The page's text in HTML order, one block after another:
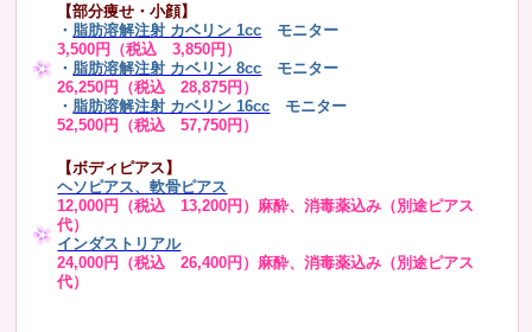
【部分痩せ・小顔】
・ 脂肪溶解注射 カベリン 1cc モニター
3,500円（税込 3,850円）
・ 脂肪溶解注射 カベリン 8cc モニター
26,250円（税込 28,875円）
・ 脂肪溶解注射 カベリン 16cc
モニター
52,500円（税込 57,750円）
【ボディピアス】
ヘソピアス、軟骨ピアス
12,000円（税込 13,200円）麻酔、消毒薬込み（別途ピアス
代）
インダストリアル
24,000円（税込 26,400円）麻酔、消毒薬込み（別途ピアス
代）